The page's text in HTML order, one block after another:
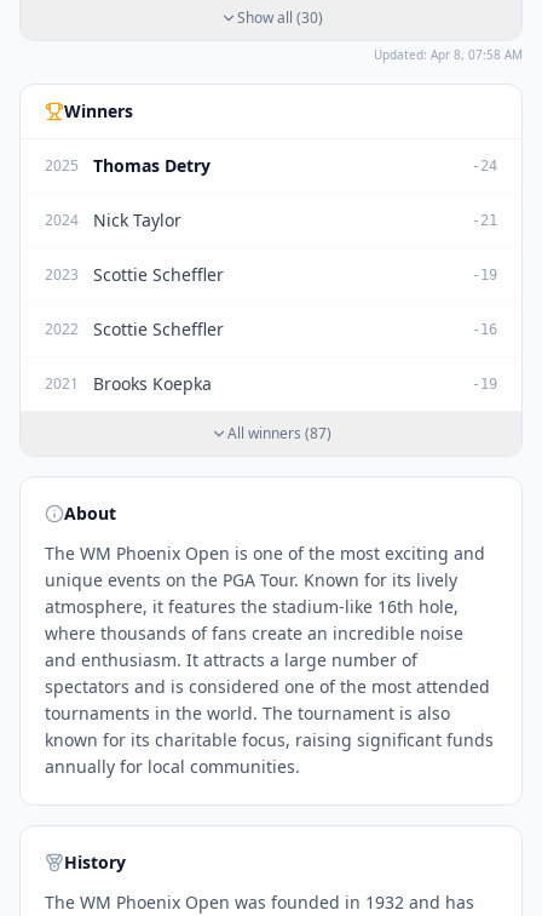
Show all (30)
Updated: Apr 8, 07:58 AM
Winners
2025 Thomas Detry -24
2024 Nick Taylor -21
2023 Scottie Scheffler -19
2022 Scottie Scheffler -16
2021 Brooks Koepka -19
All winners (87)
About
The WM Phoenix Open is one of the most exciting and
unique events on the PGA Tour. Known for its lively
atmosphere, it features the stadium-like 16th hole,
where thousands of fans create an incredible noise
and enthusiasm. It attracts a large number of
spectators and is considered one of the most attended
tournaments in the world. The tournament is also
known for its charitable focus, raising significant funds
annually for local communities.
History
The WM Phoenix Open was founded in 1932 and has